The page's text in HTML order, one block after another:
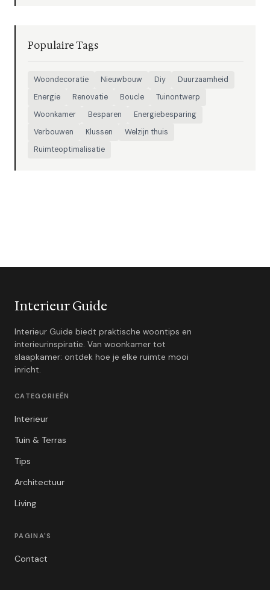
Populaire Tags
Woondecoratie Nieuwbouw Diy
Duurzaamheid
Energie
Renovatie Boucle
Tuinontwerp
Woonkamer
Besparen
Energiebesparing
Verbouwen
Klussen
Welzijn thuis
Ruimteoptimalisatie
Interieur Guide
Interieur Guide biedt praktische woontips en
interieurinspiratie. Van woonkamer tot
slaapkamer: ontdek hoe je elke ruimte mooi
inricht.
CATEGORIEËN
Interieur
Tuin & Terras
Tips
Architectuur
Living
PAGINA'S
Contact